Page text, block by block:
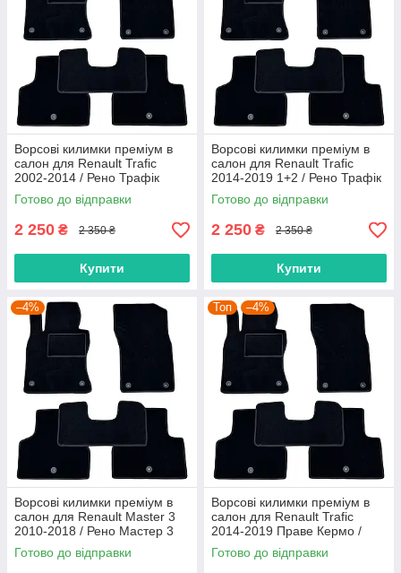
Ворсові килимки преміум в
салон для Renault Trafic
2002-2014 / Рено Трафік
килимки
Готово до відправки
2 250 ₴ 2 350 ₴
Купити
Ворсові килимки преміум в
салон для Renault Trafic
2014-2019 1+2 / Рено Трафік
килимки
Готово до відправки
2 250 ₴ 2 350 ₴
Купити
–4%
Ворсові килимки преміум в
салон для Renault Master 3
2010-2018 / Рено Мастер 3
килимки
Готово до відправки
Топ –4%
Ворсові килимки преміум в
салон для Renault Trafic
2014-2019 Праве Кермо /
Рено Трафік килимки
Готово до відправки